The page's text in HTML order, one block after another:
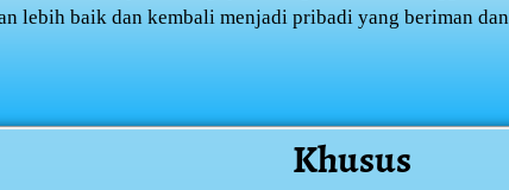
lebih baik dan kembali menjadi pribadi yang beriman dan
Khusus